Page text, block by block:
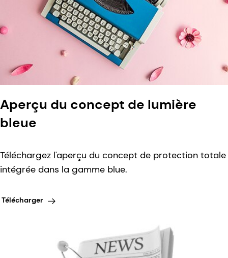
Aperçu du concept de lumière
bleue
Téléchargez l'aperçu du concept de protection totale
intégrée dans la gamme blue.
Télécharger